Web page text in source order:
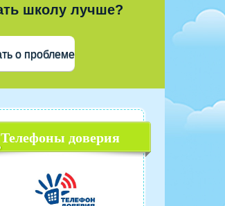
школу лучше?
о проблеме
Телефоны доверия